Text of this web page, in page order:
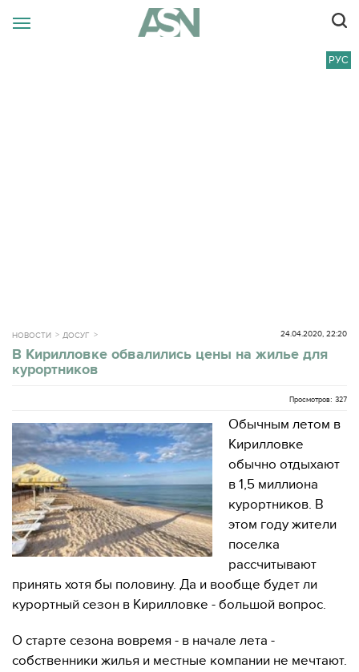
РУС
НОВОСТИ ДОСУГ 24.04.2020, 22:20
В Кирилловке обвалились цены на жилье для
курортников
Просмотров: 327
Обычным летом в
Кирилловке
обычно отдыхают
в 1,5 миллиона
курортников. В
этом году жители
поселка
рассчитывают
принять хотя бы половину. Да и вообще будет ли
курортный сезон в Кирилловке - большой вопрос.
О старте сезона вовремя - в начале лета -
собственники жилья и местные компании не мечтают.